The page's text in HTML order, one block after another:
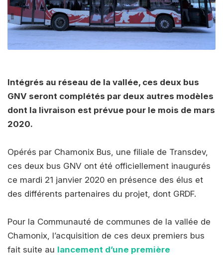
Intégrés au réseau de la vallée, ces deux bus
GNV seront complétés par deux autres modèles
dont la livraison est prévue pour le mois de mars
2020.
Opérés par Chamonix Bus, une filiale de Transdev,
ces deux bus GNV ont été officiellement inaugurés
ce mardi 21 janvier 2020 en présence des élus et
des différents partenaires du projet, dont GRDF.
Pour la Communauté de communes de la vallée de
Chamonix, l’acquisition de ces deux premiers bus
fait suite au lancement d’une première